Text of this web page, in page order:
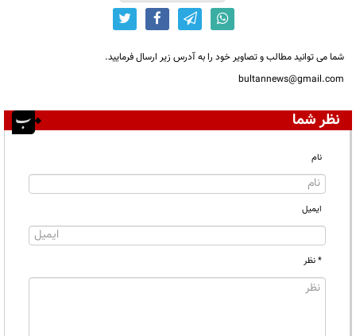
شما می توانید مطالب و تصاویر خود را به آدرس زیر ارسال فرمایید.
bultannews@gmail.com
نظر شما
نام
ایمیل
* نظر